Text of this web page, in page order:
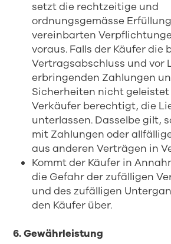
setzt die rechtzeitige und
ordnungsgemässe
vereinbarten
voraus. Falls der Käufer die
Vertragsabschluss und vor
erbringenden Zahlungen
Sicherheiten nicht
Verkäufer berechtigt, die
unterlassen. Dasselbe gilt,
mit Zahlungen oder
aus anderen Verträgen in
Kommt der Käufer in
die Gefahr der zufälligen
und des zufälligen
den Käufer über.
6. Gewährleistung